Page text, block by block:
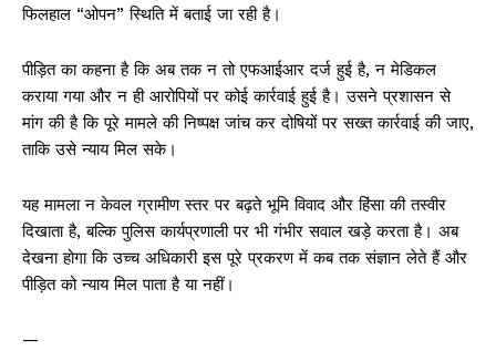
फिलहाल “ओपन” स्थिति में बताई जा रही है।
पीड़ित का कहना है कि अब तक न तो एफआईआर दर्ज हुई है, न मेडिकल
कराया गया और न ही आरोपियों पर कोई कार्रवाई हुई है। उसने प्रशासन से
मांग की है कि पूरे मामले की निष्पक्ष जांच कर दोषियों पर सख्त कार्रवाई की जाए,
ताकि उसे न्याय मिल सके।
यह मामला न केवल ग्रामीण स्तर पर बढ़ते भूमि विवाद और हिंसा की तस्वीर
दिखाता है, बल्कि पुलिस कार्यप्रणाली पर भी गंभीर सवाल खड़े करता है। अब
देखना होगा कि उच्च अधिकारी इस पूरे प्रकरण में कब तक संज्ञान लेते हैं और
पीड़ित को न्याय मिल पाता है या नहीं।
—